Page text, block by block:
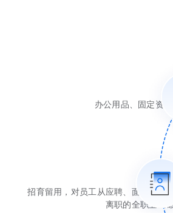
办公用品、固定资
招育留用，对员工从应聘、面试、入
离职的全职业生